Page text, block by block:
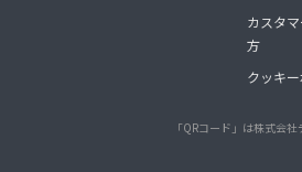
カスタ
方
クッキ
「QRコード」は株式会